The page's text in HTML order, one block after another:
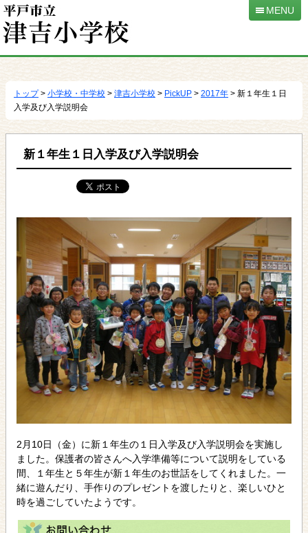
動
MENU
トップ> 小学校・中学校 > 津吉小学校 > PickUP > 2017年 > 新１年生１日
入学及び入学説明会
新１年生１日入学及び入学説明会
2月10日（金）に新１年生の１日入学及び入学説明会を実施し
ました。保護者の皆さんへ入学準備等について説明をしている
間、１年生と５年生が新１年生のお世話をしてくれました。一
緒に遊んだり、手作りのプレゼントを渡したりと、楽しいひと
時を過ごしていたようです。